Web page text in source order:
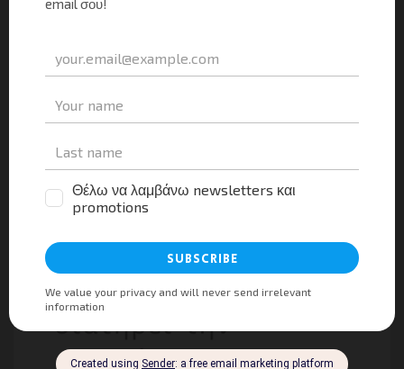
Tourism Press
07/07/2026 0
Η Υφυπουργός Τουρισμού Άννα Καραμανλή στο